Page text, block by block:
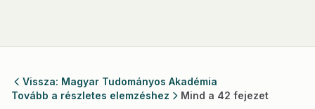
Vissza: Magyar Tudományos Akadémia
Tovább a részletes elemzéshez
Mind a 42 fejezet